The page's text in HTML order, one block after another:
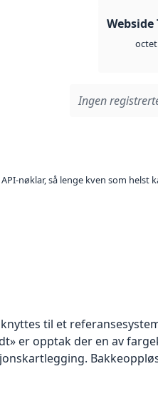
Webside
octet
Ingen
nøklar, så lenge kven som helst
til et
er opptak der en av